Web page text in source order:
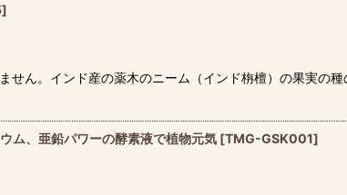
]
ん。インド産の薬木のニーム（インド栴檀）の果実の
ム、亜鉛パワーの酵素液で植物元気 [TMG-GSK001]